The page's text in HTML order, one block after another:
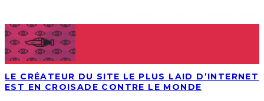
LE CRÉATEUR DU SITE LE PLUS LAID D’INTERNET
EST EN CROISADE CONTRE LE MONDE